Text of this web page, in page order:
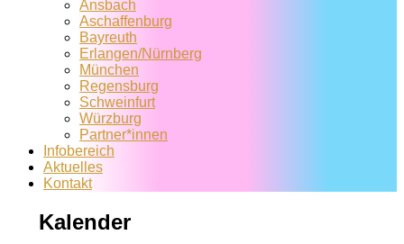
Ansbach
Aschaffenburg
Bayreuth
Erlangen/Nürnberg
München
Regensburg
Schweinfurt
Würzburg
Partner*innen
Infobereich
Aktuelles
Kontakt
Kalender